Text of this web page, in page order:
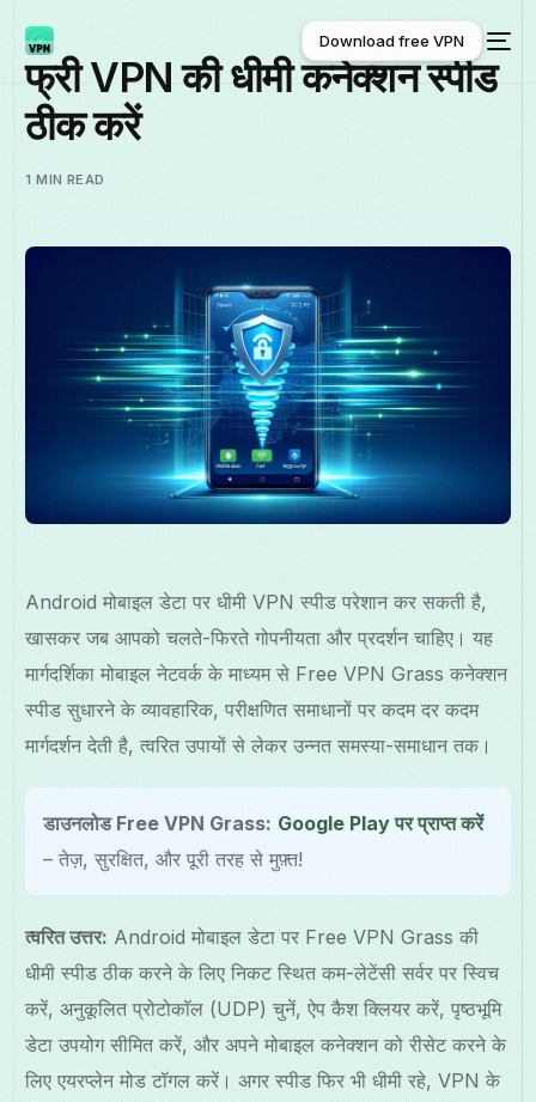
हिन्दी
Download free VPN
फ्री VPN की धीमी कनेक्शन स्पीड
ठीक करें
1 MIN READ
Android मोबाइल डेटा पर धीमी VPN स्पीड परेशान कर सकती है,
खासकर जब आपको चलते-फिरते गोपनीयता और प्रदर्शन चाहिए। यह
मार्गदर्शिका मोबाइल नेटवर्क के माध्यम से Free VPN Grass कनेक्शन
स्पीड सुधारने के व्यावहारिक, परीक्षणित समाधानों पर कदम दर कदम
मार्गदर्शन देती है, त्वरित उपायों से लेकर उन्नत समस्या-समाधान तक।
डाउनलोड Free VPN Grass: Google Play पर प्राप्त करें
– तेज़, सुरक्षित, और पूरी तरह से मुफ़्त!
त्वरित उत्तर: Android मोबाइल डेटा पर Free VPN Grass की
धीमी स्पीड ठीक करने के लिए निकट स्थित कम-लेटेंसी सर्वर पर स्विच
करें, अनुकूलित प्रोटोकॉल (UDP) चुनें, ऐप कैश क्लियर करें, पृष्ठभूमि
डेटा उपयोग सीमित करें, और अपने मोबाइल कनेक्शन को रीसेट करने के
लिए एयरप्लेन मोड टॉगल करें। अगर स्पीड फिर भी धीमी रहे, VPN के